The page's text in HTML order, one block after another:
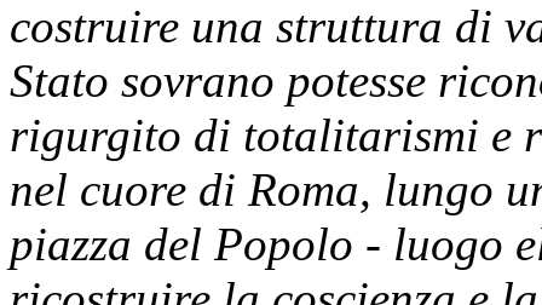
costruire una struttura di
Stato sovrano potesse
rigurgito di totalitarismi e
nel cuore di Roma, lungo
piazza del Popolo - luogo